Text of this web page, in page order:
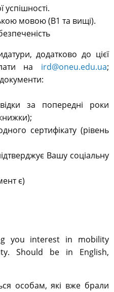
успішності.
мовою (B1 та вищі).
додатково до цієї
на ird@oneu.edu.ua;
документи:
за попередні роки
сертифікату (рівень
Вашу соціальну
є)
you interest in mobility
Should be in English,
особам, які вже брали